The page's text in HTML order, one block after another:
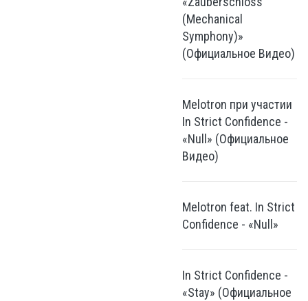
(Mechanical
Symphony)»
(Официальное Видео)
Melotron при участии
In Strict Confidence -
«Null» (Официальное
Видео)
Melotron feat. In Strict
Confidence - «Null»
In Strict Confidence -
«Stay» (Официальное